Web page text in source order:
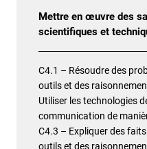
Mettre en œuvre des
scientifiques et
C4.1 – Résoudre des
outils et des
Utiliser les technologies
communication de
C4.3 – Expliquer des
outils et des